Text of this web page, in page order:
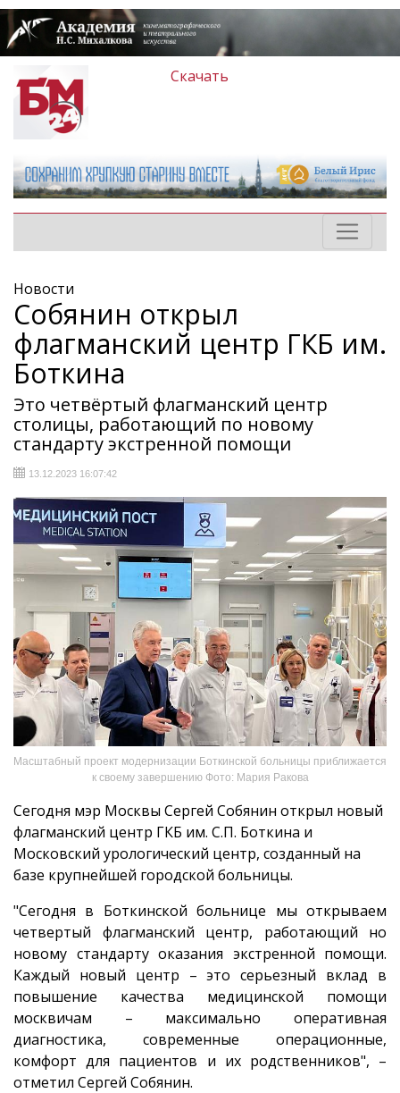
Скачать
Новости
Собянин открыл
флагманский центр ГКБ им.
Боткина
Это четвёртый флагманский центр
столицы, работающий по новому
стандарту экстренной помощи
13.12.2023 16:07:42
Масштабный проект модернизации Боткинской больницы приближается
к своему завершению Фото: Мария Ракова
Сегодня мэр Москвы Сергей Собянин открыл новый
флагманский центр ГКБ им. С.П. Боткина и
Московский урологический центр, созданный на
базе крупнейшей городской больницы.
"Сегодня в Боткинской больнице мы открываем
четвертый флагманский центр, работающий но
новому стандарту оказания экстренной помощи.
Каждый новый центр – это серьезный вклад в
повышение качества медицинской помощи
москвичам – максимально оперативная
диагностика, современные операционные,
комфорт для пациентов и их родственников", –
отметил Сергей Собянин.